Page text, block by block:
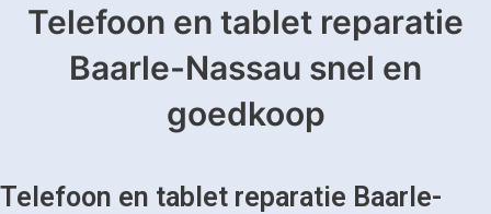
Telefoon en tablet reparatie
Baarle-Nassau snel en
goedkoop
Telefoon en tablet reparatie Baarle-